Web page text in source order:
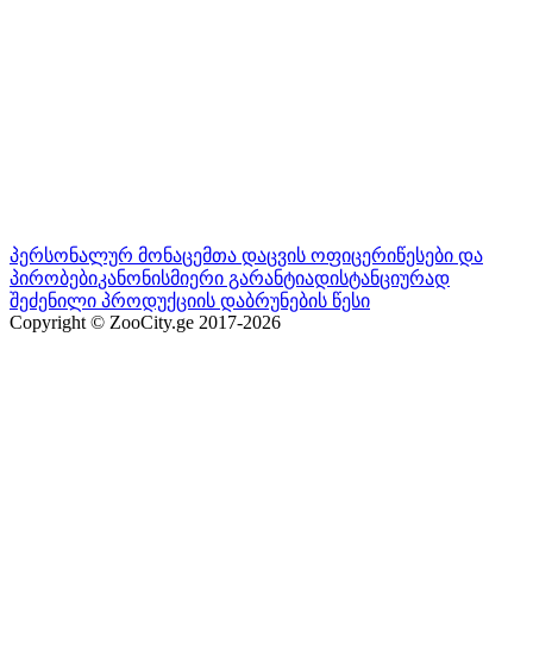
პერსონალურ მონაცემთა დაცვის ოფიცერიწესები და
პირობებიკანონისმიერი გარანტიადისტანციურად
შეძენილი პროდუქციის დაბრუნების წესი
Copyright © ZooCity.ge 2017-2026